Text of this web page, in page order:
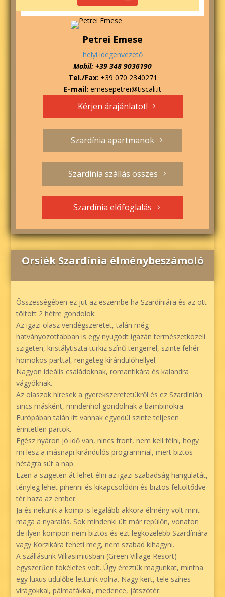
Petrei Emese
helyi idegenvezető
Mobil: +39 348 9036190
Tel./Fax: +39 070 2340271
E-mail: emesepetrei@tiscali.it
Kérjen árajánlatot!
Szardínia apartmanok
Szardínia szállás összes
Szardínia előfoglalás
Orsiék Szardínia élménybeszámoló
Összességében ez jut az eszembe ha Szardíniára és az ott
töltött 2 hétre gondolok:
Az igazi olasz vendégszeretet, talán még
hatványozottabban is egy nyugodt igazán természetközeli
szigeten, kristálytiszta türkiz színű tengerrel, szinte fehér
homokos parttal, rengeteg kirándulóhellyel.
Nagyon ideális családoknak, romantikára és kalandra
vágyóknak.
Az olaszok híresek a gyerekszeretetükről és ez Szardínián
sincs másként, mindenhol gondolnak a bambinokra.
Európában talán itt vannak egyedül szinte teljesen
érintetlen partok.
Egész nyáron jó idő van, nincs front, nem kell félni, hogy
mi lesz a másnapi kirándulós programmal, mert biztos
hétágra süt a nap.
Ezen a szigeten át lehet élni az igazi szabadság hangulatát,
tényleg lehet pihenni és kikapcsolódni és biztos feltöltődve
tér haza az ember.
Ja és nekünk a komp is legalább akkora élmény volt mint
maga a nyaralás. Sok mindenki ült már repülőn, vonaton
de ilyen kompon nem biztos és ezt legközelebb Szardíniára
vagy Korzikára teheti meg, nem szabad kihagyni.
A szállásunk Villiasimiusban (Green Village Resort)
egyszerűen tökéletes volt. Úgy éreztük magunkat, mintha
egy luxus üdülőbe lettünk volna. Nagy kert, tele színes
virágokkal, pálmafákkal, medence, játszótér.